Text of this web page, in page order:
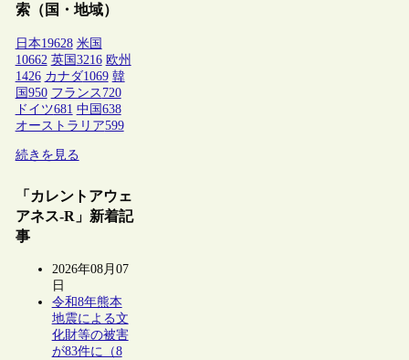
索（国・地域）
日本19628 米国
10662 英国 3216 欧州
1426 カナダ1069 韓
国 950 フランス 720
ドイツ681 中国 638
オーストラリア599
続きを見る
「カレントアウェ
アネス-R」新着記
事
2026年08月07
日
令和8年熊本
地震による文
化財等の被害
が83件に（8